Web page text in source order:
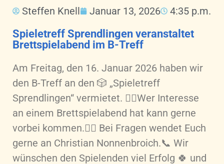
Steffen Knell Januar 13, 2026 4:35 p.m.
Spieletreff Sprendlingen veranstaltet
Brettspielabend im B-Treff
Am Freitag, den 16. Januar 2026 haben wir
den B-Treff an den 🎲 „Spieletreff
Sprendlingen“ vermietet. 👉🏻Wer Interesse
an einem Brettspielabend hat kann gerne
vorbei kommen.👈🏻 Bei Fragen wendet Euch
gerne an Christian Nonnenbroich.📞 Wir
wünschen den Spielenden viel Erfolg 🍀 und